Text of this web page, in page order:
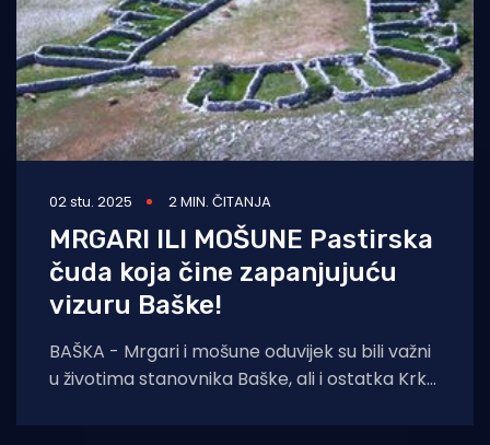
02 stu. 2025 2 MIN. ČITANJA
MRGARI ILI MOŠUNE Pastirska
čuda koja čine zapanjujuću
vizuru Baške!
BAŠKA - Mrgari i mošune oduvijek su bili važni
u životima stanovnika Baške, ali i ostatka Krka